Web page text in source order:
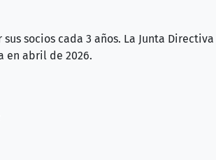
socios cada 3 años. La Junta Directiva
en abril de 2026.